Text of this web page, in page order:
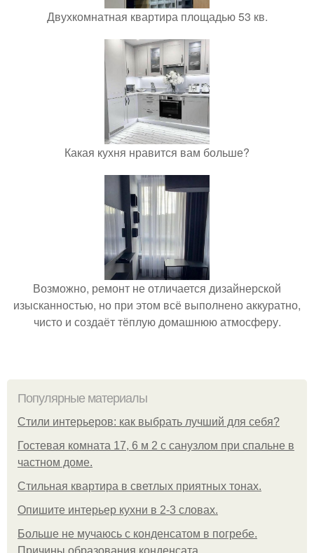
Двухкомнатная квартира площадью 53 кв.
Какая кухня нравится вам больше?
Возможно, ремонт не отличается дизайнерской
изысканностью, но при этом всё выполнено аккуратно,
чисто и создаёт тёплую домашнюю атмосферу.
Популярные материалы
Стили интерьеров: как выбрать лучший для себя?
Гостевая комната 17, 6 м 2 с санузлом при спальне в
частном доме.
Стильная квартира в светлых приятных тонах.
Опишите интерьер кухни в 2-3 словах.
Больше не мучаюсь с конденсатом в погребе.
Причины образования конденсата